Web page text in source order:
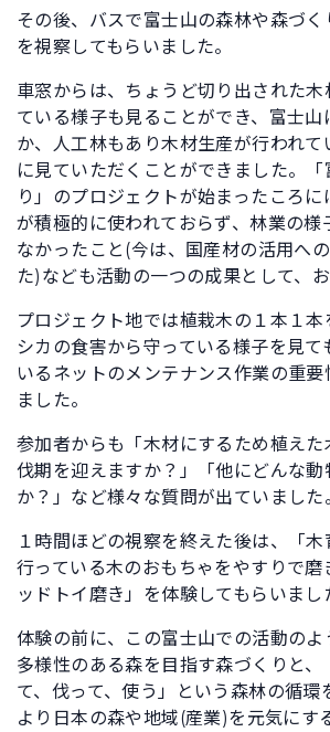
その後、バスで富士山の森林や森づ
を視察してもらいました。
車窓からは、ちょうど切り出された
ている様子も見ることができ、富士山
か、人工林もあり木材生産が行われ
に見ていただくことができました。「
り」のプロジェクトが始まったころ
が積極的に使われておらず、林業の様
なかったこと(今は、国産材の活用へ
た)なども活動の一つの成果として、お
プロジェクト地では植栽木の１本１本
シカの食害から守っている様子を見て
いるネットのメンテナンス作業の重
ました。
参加者からも「木材にするため植え
伐期を迎えますか？」「他にどんな動
か？」など様々な質問が出ていました
１時間ほどの視察を終えた後は、「
行っている木のおもちゃをやすりで磨
ッドトイ磨き」を体験してもらいまし
体験の前に、この富士山での活動の
多様性のある森を目指す森づくりと、
て、伐って、使う」という森林の循環
より日本の森や地域(産業)を元気にす